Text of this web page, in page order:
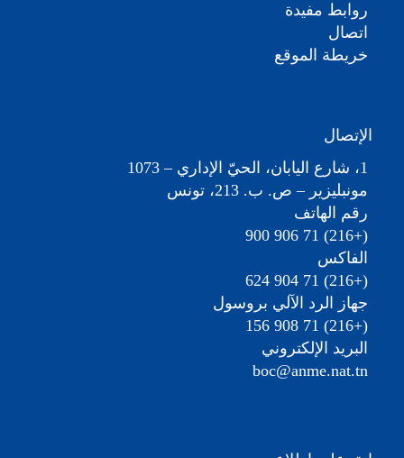
روابط مفيدة
اتصال
خريطة الموقع
الإتصال
1، شارع اليابان، الحيّ الإداري – 1073
مونبليزير – ص. ب. 213، تونس
رقم الهاتف
(+216) 71 906 900
الفاكس
(+216) 71 904 624
جهاز الرد الآلي بروسول
(+216) 71 908 156
البريد الإلكتروني
boc@anme.nat.tn